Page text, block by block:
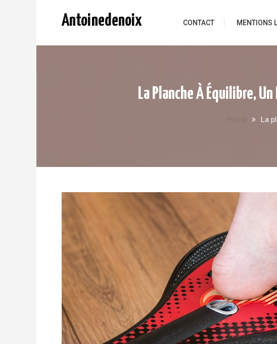
Antoinedenoix CONTACT MENTIONS
La Planche À Équilibre,
Home La